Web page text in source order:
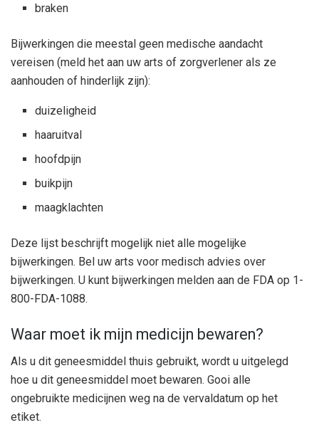
braken
Bijwerkingen die meestal geen medische aandacht
vereisen (meld het aan uw arts of zorgverlener als ze
aanhouden of hinderlijk zijn):
duizeligheid
haaruitval
hoofdpijn
buikpijn
maagklachten
Deze lijst beschrijft mogelijk niet alle mogelijke
bijwerkingen. Bel uw arts voor medisch advies over
bijwerkingen. U kunt bijwerkingen melden aan de FDA op 1-
800-FDA-1088.
Waar moet ik mijn medicijn bewaren?
Als u dit geneesmiddel thuis gebruikt, wordt u uitgelegd
hoe u dit geneesmiddel moet bewaren. Gooi alle
ongebruikte medicijnen weg na de vervaldatum op het
etiket.